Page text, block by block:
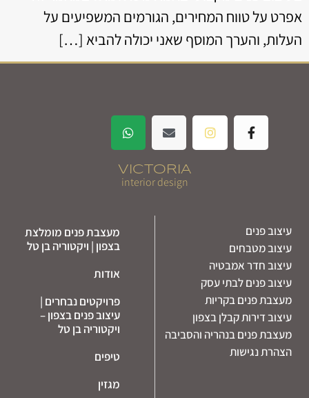
אפרט על טווח המחירים, הגורמים המשפיעים על
העלות, והערך המוסף שאני יכולה להביא […]
מעצבת פנים מומלצת
בצפון | ויקטוריה בן טל
אודות
פרויקטים נבחרים |
עיצוב פנים בצפון –
ויקטוריה בן טל
טיפים
מגזין
עיצוב פנים
עיצוב מטבחים
עיצוב חדר אמבטיה
עיצוב פנים לבתי עסק
מעצבת פנים בקריות
עיצוב דירות קבלן בצפון
מעצבת פנים בנהריה והסביבה
הצהרת נגישות
VICTORIA
interior design